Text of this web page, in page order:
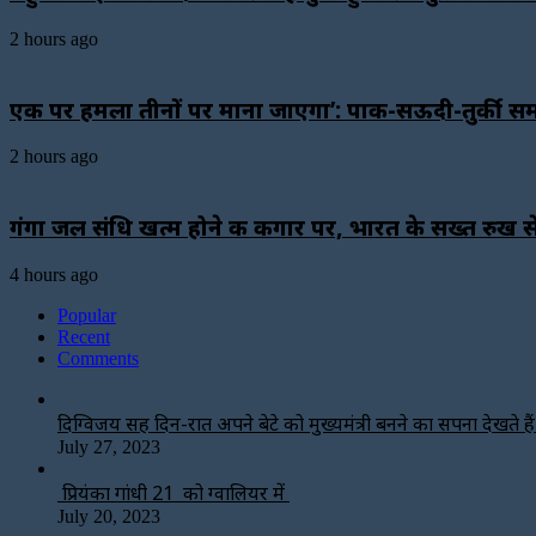
2 hours ago
एक पर हमला तीनों पर माना जाएगा’: पाक-सऊदी-तुर्की
2 hours ago
गंगा जल संधि खत्म होने की कगार पर, भारत के सख्त रुख से
4 hours ago
Popular
Recent
Comments
दिग्विजय सिंह दिन-रात अपने बेटे को मुख्यमंत्री बनने का सपना देखते हैं-
July 27, 2023
प्रियंका गांधी 21 को ग्वालियर में
July 20, 2023